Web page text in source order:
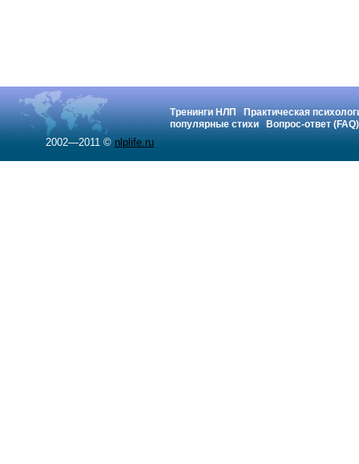
Тренинги НЛП
Практическая
популярные стихи
Вопрос-ответ (FAQ)
2002—2011 © nlplife.ru